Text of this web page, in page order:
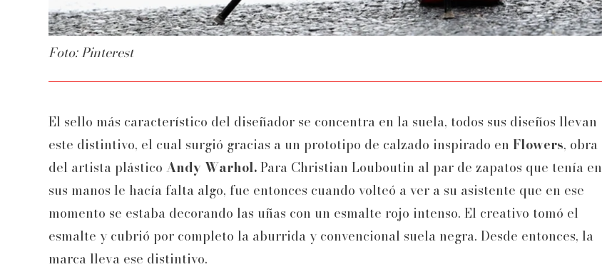
Foto: Pinterest
El sello más característico del diseñador se concentra en la suela, todos sus diseños llevan
este distintivo, el cual surgió gracias a un prototipo de calzado inspirado en Flowers, obra
del artista plástico Andy Warhol.Para Christian Louboutin al par de zapatos que tenía en
sus manos le hacía falta algo, fue entonces cuando volteó a ver a su asistente que en ese
momento se estaba decorando las uñas con un esmalte rojo intenso. El creativo tomó el
esmalte y cubrió por completo la aburrida y convencional suela negra. Desde entonces, la
marca lleva ese distintivo.